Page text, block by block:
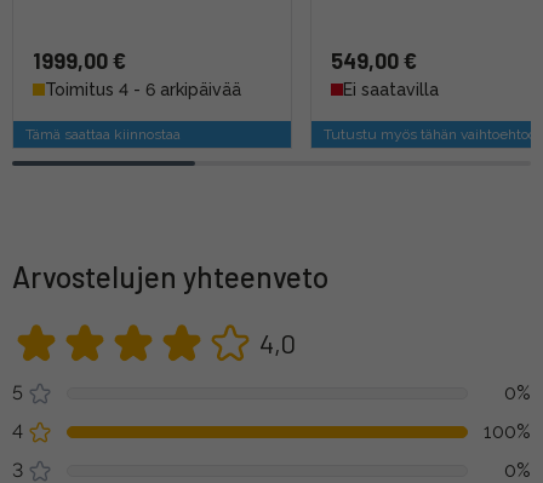
1999,00 €
Toimitus 4 - 6 arkipäivää
Tämä saattaa kiinnostaa
549,00 €
Ei saatavilla
Tutustu myös tähän
Arvostelujen yhteenveto
4,0
5
0%
4
100%
3
0%